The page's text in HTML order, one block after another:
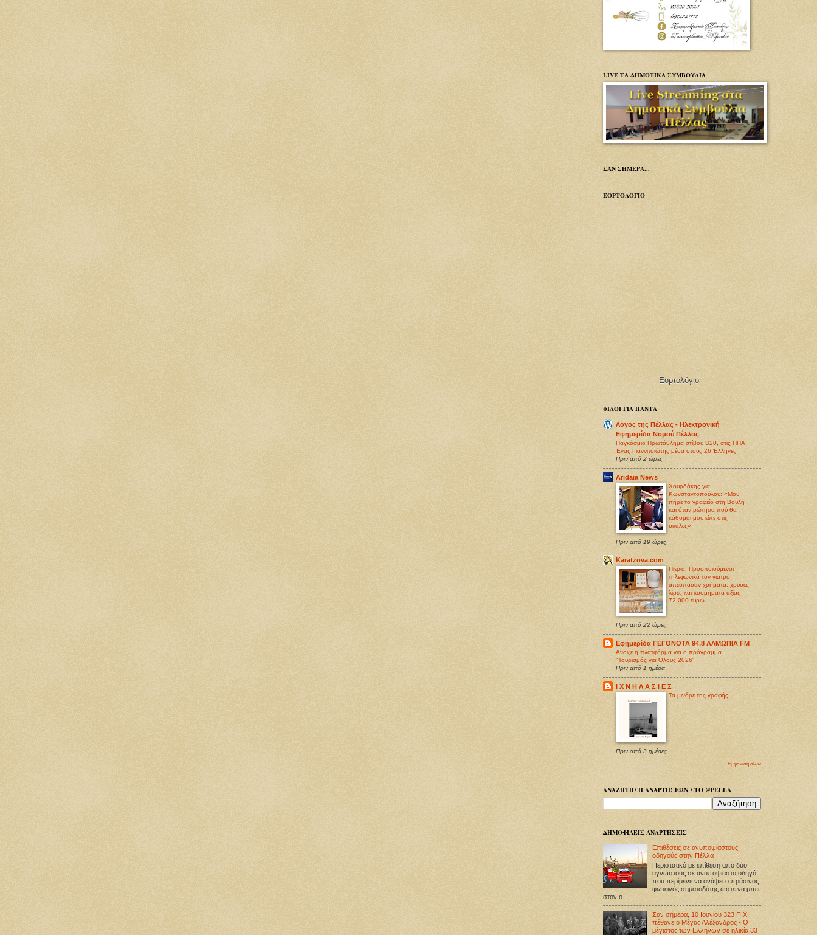
LIVE ΤΑ ΔΗΜΟΤΙΚΑ ΣΥΜΒΟΥΛΙΑ
ΣΑΝ ΣΗΜΕΡΑ...
ΕΟΡΤΟΛΟΓΙΟ
Εορτολόγιο
ΦΙΛΟΙ ΓΙΑ ΠΑΝΤΑ
Λόγος της Πέλλας - Ηλεκτρονική
Εφημερίδα Νομού Πέλλας
Παγκόσμιο Πρωτάθλημα στίβου U20, στις ΗΠΑ:
Ένας Γιαννιτσιώτης μέσα στους 26 Έλληνες
Πριν από 2 ώρες
Aridaia News
Χουρδάκης για
Κωνσταντοπούλου: «Μου
πήρε το γραφείο στη Βουλή
και όταν ρώτησα πού θα
κάθομαι μου είπε στις
σκάλες»
Πριν από 19 ώρες
Karatzova.com
Πιερία: Προσποιούμενοι
τηλεφωνικά τον γιατρό
απέσπασαν χρήματα, χρυσές
λίρες και κοσμήματα αξίας
72.000 ευρώ
Πριν από 22 ώρες
Εφημερίδα ΓΕΓΟΝΟΤΑ 94,8 ΑΛΜΩΠΙΑ FM
Άνοιξε η πλατφόρμα για ο πρόγραμμα
"Τουρισμός για Όλους 2026"
Πριν από 1 ημέρα
Ι Χ Ν Η Λ Α Σ Ι Ε Σ
Τα μινόρε της γραφής
Πριν από 3 ημέρες
Εμφάνιση όλων
ΑΝΑΖΗΤΗΣΗ ΑΝΑΡΤΗΣΕΩΝ ΣΤΟ @PELLA
ΔΗΜΟΦΙΛΕΙΣ ΑΝΑΡΤΗΣΕΙΣ
Επιθέσεις σε ανυποψίαστους
οδηγούς στην Πέλλα
Περιστατικό με επίθεση από δύο
αγνώστους σε ανυποψίαστο οδηγό
που περίμενε να ανάψει ο πράσινος
φωτεινός σηματοδότης ώστε να μπει
στον ο...
Σαν σήμερα, 10 Ιουνίου 323 Π.Χ.
πέθανε ο Μέγας Αλέξανδρος - Ο
μέγιστος των Ελλήνων σε ηλικία 33